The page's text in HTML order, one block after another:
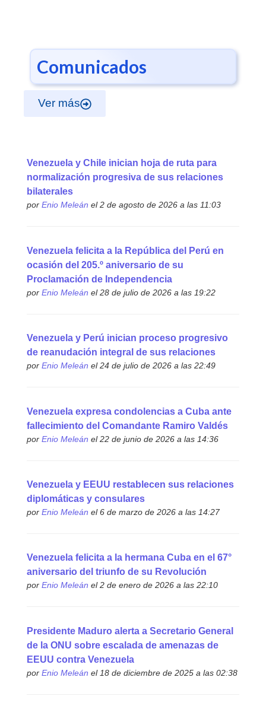
Comunicados
Ver más
Venezuela y Chile inician hoja de ruta para
normalización progresiva de sus relaciones
bilaterales
por Enio Meleán el 2 de agosto de 2026 a las 11:03
Venezuela felicita a la República del Perú en
ocasión del 205.º aniversario de su
Proclamación de Independencia
por Enio Meleán el 28 de julio de 2026 a las 19:22
Venezuela y Perú inician proceso progresivo
de reanudación integral de sus relaciones
por Enio Meleán el 24 de julio de 2026 a las 22:49
Venezuela expresa condolencias a Cuba ante
fallecimiento del Comandante Ramiro Valdés
por Enio Meleán el 22 de junio de 2026 a las 14:36
Venezuela y EEUU restablecen sus relaciones
diplomáticas y consulares
por Enio Meleán el 6 de marzo de 2026 a las 14:27
Venezuela felicita a la hermana Cuba en el 67°
aniversario del triunfo de su Revolución
por Enio Meleán el 2 de enero de 2026 a las 22:10
Presidente Maduro alerta a Secretario General
de la ONU sobre escalada de amenazas de
EEUU contra Venezuela
por Enio Meleán el 18 de diciembre de 2025 a las 02:38